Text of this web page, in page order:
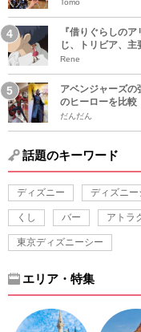
『借りぐらしの
じ、トリビア、主
Rene
アベンジャーズの
のヒーローを比較
だんだん
話題のキーワード
ディズニー ディズニー
くし バー アトラ
東京ディズニーシー
エリア・特集